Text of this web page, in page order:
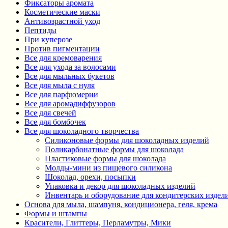
Фиксаторы аромата
Косметические маски
Антивозрастной уход
Пептиды
При куперозе
Против пигментации
Все для кремоварения
Все для ухода за волосами
Все для мыльных букетов
Все для мыла с нуля
Все для парфюмерии
Все для аромадиффузоров
Все для свечей
Все для бомбочек
Все для шоколадного творчества
Силиконовые формы для шоколадных изделий
Поликарбонатные формы для шоколада
Пластиковые формы для шоколада
Молды-мини из пищевого силикона
Шоколад, орехи, посыпки
Упаковка и декор для шоколадных изделий
Инвентарь и оборудование для кондитерских
Основа для мыла, шампуня, кондиционера, геля, крема
Формы и штампы
Красители, Глиттеры, Перламутры, Мики